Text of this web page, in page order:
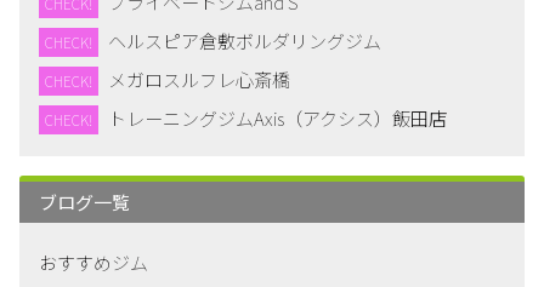
CHECK! ヘルスピア倉敷ボルダリングジム
CHECK! メガロスルフレ心斎橋
CHECK! トレーニングジムAxis（アクシス）飯田店
ブログ一覧
おすすめジム